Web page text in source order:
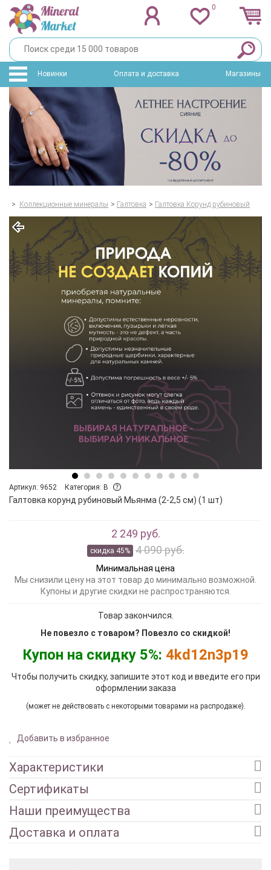
0
Новинки Оплата и доставка Магазины
> Коллекционные минералы > Галтовка > Галтовка Корунд рубиновый
Артикул: 9652 Категория: B
Галтовка корунд рубиновый Мьянма (2-2,5 см) (1 шт)
2 249 руб.
скидка 45% 4 090 руб.
Минимальная цена
Мы снизили цену на этот товар до минимально возможной.
Купоны и другие скидки не распространяются.
Товар закончился.
Не повезло с товаром? Повезло со скидкой!
Купон на скидку 5%: 4kd12n3p19
Чтобы получить скидку, запишите этот код и введите его при
оформлении заказа
(может не действовать с некоторыми товарами на распродаже).
Добавить в избранное
Характеристики
Сертификаты
Наши преимущества
Доставка и оплата